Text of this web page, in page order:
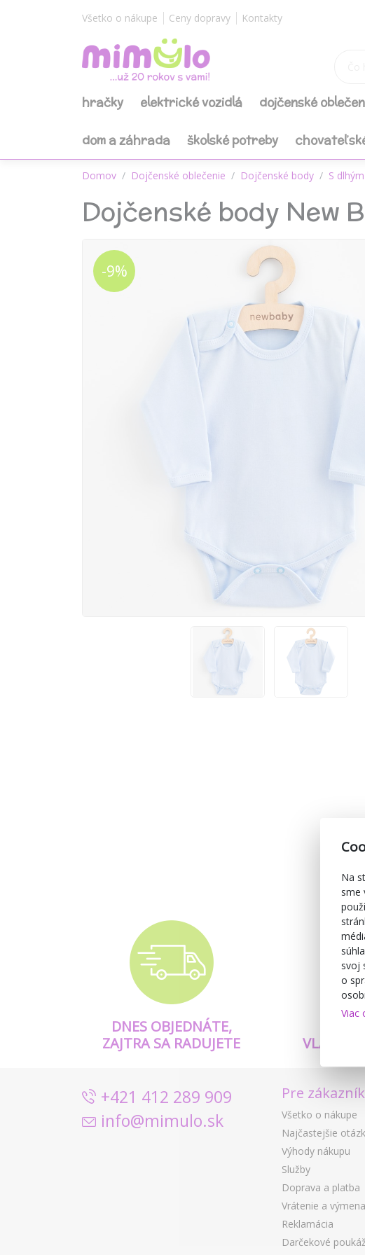
Všetko o nákupe Ceny dopravy Kontakty
hračky elektrické vozidlá dojčenské
dom a záhrada školské potreby
Domov Dojčenské oblečenie Dojčenské body S
Dojčenské body New
-9%
DNES OBJEDNÁTE,
ZAJTRA SA RADUJETE
+421 412 289 909
info@mimulo.sk
Pre
Všetko o nákupe
Najčastejšie
Výhody nákupu
Služby
Doprava a platba
Vrátenie a
Reklamácia
Darčekové
Na
sme
svoj
o
Viac